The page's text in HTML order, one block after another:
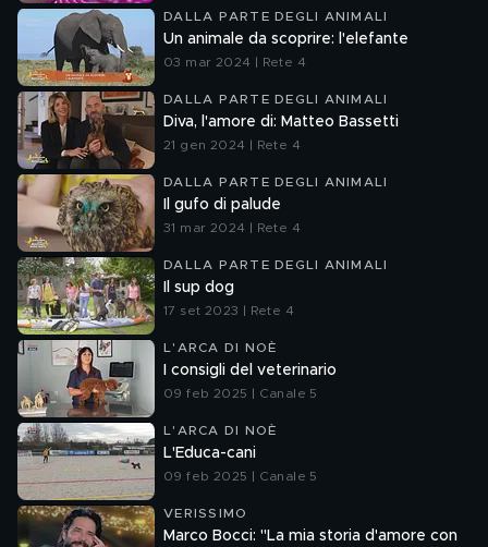
DALLA PARTE DEGLI ANIMALI
Un animale da scoprire: l'elefante
03 mar 2024 | Rete 4
DALLA PARTE DEGLI ANIMALI
Diva, l'amore di: Matteo Bassetti
21 gen 2024 | Rete 4
DALLA PARTE DEGLI ANIMALI
Il gufo di palude
31 mar 2024 | Rete 4
DALLA PARTE DEGLI ANIMALI
Il sup dog
17 set 2023 | Rete 4
L'ARCA DI NOÈ
I consigli del veterinario
09 feb 2025 | Canale 5
L'ARCA DI NOÈ
L'Educa-cani
09 feb 2025 | Canale 5
VERISSIMO
Marco Bocci: "La mia storia d'amore con